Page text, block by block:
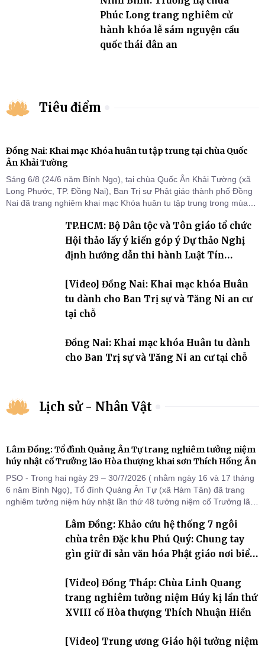
Phúc Long trang nghiêm cử
hành khóa lễ sám nguyện cầu
quốc thái dân an
Tiêu điểm
Đồng Nai: Khai mạc Khóa huân tu tập trung tại chùa Quốc
Ân Khải Tường
Sáng 6/8 (24/6 năm Bính Ngọ), tại chùa Quốc Ân Khải Tường (xã
Long Phước, TP. Đồng Nai), Ban Trị sự Phật giáo thành phố Đồng
Nai đã trang nghiêm khai mạc Khóa huân tu tập trung trong mùa
chỗ khu vực VII, VIII và trường hạ chùa Quốc Ân Khải Tường.
TP.HCM: Bộ Dân tộc và Tôn giáo tổ chức
Hội thảo lấy ý kiến góp ý Dự thảo Nghị
định hướng dẫn thi hành Luật Tín
[Video] Đồng Nai: Khai mạc khóa Huân
tu dành cho Ban Trị sự và Tăng Ni an cư
tại chỗ
Đồng Nai: Khai mạc khóa Huân tu dành
cho Ban Trị sự và Tăng Ni an cư tại chỗ
Lịch sử - Nhân Vật
Lâm Đồng: Tổ đình Quảng Ân Tự trang nghiêm tưởng niệm
húy nhật cố Trưởng lão Hòa thượng khai sơn Thích Hồng Ân
PSO - Trong hai ngày 29 – 30/7/2026 ( nhằm ngày 16 và 17 tháng
6 năm Bính Ngọ), Tổ đình Quảng Ân Tự (xã Hàm Tân) đã trang
nghiêm tưởng niệm húy nhật lần thứ 48 tưởng niệm cố Trưởng lão
Chư Tôn đức Tăng Ni, môn đồ pháp quyến cùng đông đảo thiện tín
Phật tử đã đồng vân tập về đạo tràng, th
Lâm Đồng: Khảo cứu hệ thống 7 ngôi
chùa trên Đặc khu Phú Quý: Chung tay
gìn giữ di sản văn hóa Phật giáo nơi biển
[Video] Đồng Tháp: Chùa Linh Quang
trang nghiêm tưởng niệm Húy kị lần thứ
XVIII cố Hòa thượng Thích Nhuận Hiền
[Video] Trung ương Giáo hội tưởng niệm